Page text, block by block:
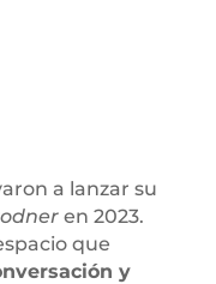
a lanzar su
en 2023.
que
y